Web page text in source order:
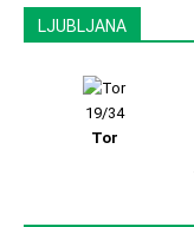
LJUBLJANA
19/34
Tor